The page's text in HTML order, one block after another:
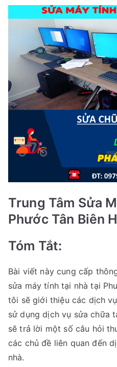
Trung Tâm Sửa
Phước Tân Biên
Tóm Tắt:
Bài viết này cung cấp
sửa máy tính tại nhà tại
tôi sẽ giới thiệu các dịch
sử dụng dịch vụ sửa chữa
sẽ trả lời một số câu hỏi
các chủ đề liên quan đến
nhà.